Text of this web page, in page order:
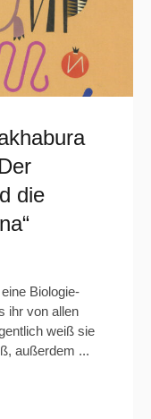
die
Biologie-
ihr von allen
weiß sie
außerdem ...